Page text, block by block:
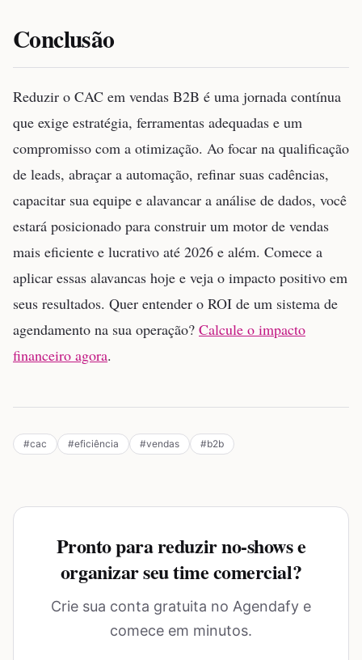
Conclusão
Reduzir o CAC em vendas B2B é uma jornada contínua
que exige estratégia, ferramentas adequadas e um
compromisso com a otimização. Ao focar na qualificação
de leads, abraçar a automação, refinar suas cadências,
capacitar sua equipe e alavancar a análise de dados, você
estará posicionado para construir um motor de vendas
mais eficiente e lucrativo até 2026 e além. Comece a
aplicar essas alavancas hoje e veja o impacto positivo em
seus resultados. Quer entender o ROI de um sistema de
agendamento na sua operação? Calcule o impacto
financeiro agora.
#cac #eficiência #vendas #b2b
Pronto para reduzir no-shows e
organizar seu time comercial?
Crie sua conta gratuita no Agendafy e
comece em minutos.